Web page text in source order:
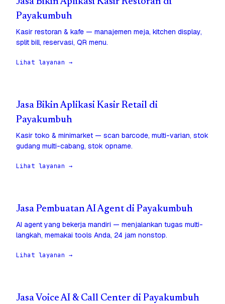
Payakumbuh
Kasir restoran & kafe — manajemen meja, kitchen display,
split bill, reservasi, QR menu.
Lihat layanan →
Jasa Bikin Aplikasi Kasir Retail di
Payakumbuh
Kasir toko & minimarket — scan barcode, multi-varian, stok
gudang multi-cabang, stok opname.
Lihat layanan →
Jasa Pembuatan AI Agent di Payakumbuh
AI agent yang bekerja mandiri — menjalankan tugas multi-
langkah, memakai tools Anda, 24 jam nonstop.
Lihat layanan →
Jasa Voice AI & Call Center di Payakumbuh